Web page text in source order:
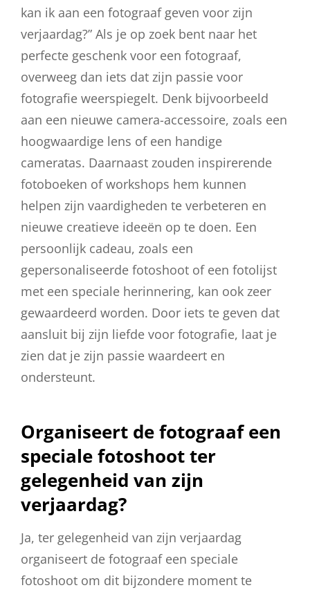
kan ik aan een fotograaf geven voor zijn
verjaardag?” Als je op zoek bent naar het
perfecte geschenk voor een fotograaf,
overweeg dan iets dat zijn passie voor
fotografie weerspiegelt. Denk bijvoorbeeld
aan een nieuwe camera-accessoire, zoals een
hoogwaardige lens of een handige
cameratas. Daarnaast zouden inspirerende
fotoboeken of workshops hem kunnen
helpen zijn vaardigheden te verbeteren en
nieuwe creatieve ideeën op te doen. Een
persoonlijk cadeau, zoals een
gepersonaliseerde fotoshoot of een fotolijst
met een speciale herinnering, kan ook zeer
gewaardeerd worden. Door iets te geven dat
aansluit bij zijn liefde voor fotografie, laat je
zien dat je zijn passie waardeert en
ondersteunt.
Organiseert de fotograaf een
speciale fotoshoot ter
gelegenheid van zijn
verjaardag?
Ja, ter gelegenheid van zijn verjaardag
organiseert de fotograaf een speciale
fotoshoot om dit bijzondere moment te